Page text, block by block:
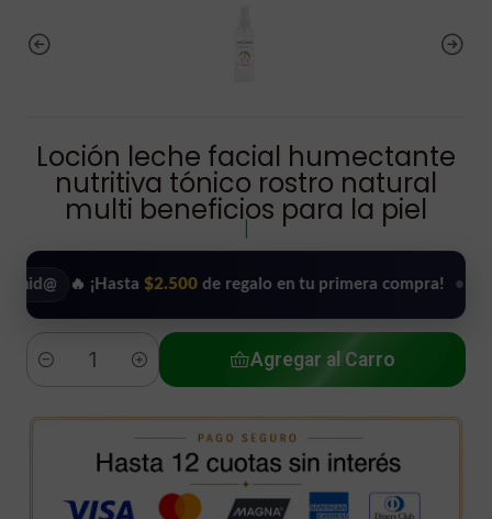
Loción leche facial humectante
nutritiva tónico rostro natural
multi beneficios para la piel
🔥 ¡Hasta $2.500 de regalo en tu primera compra! •
Cantidad
Agregar al Carro